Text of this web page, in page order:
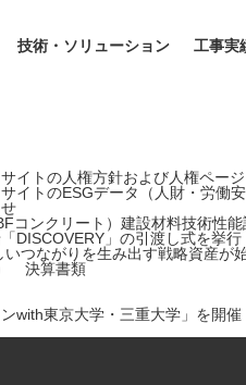
技術・ソリューション 工事実
イトの人権方針および人権ページ
イトのESGデータ（人財・労働
コンクリート）建設材料技術性
DISCOVERY」の引渡し式を挙行
つながりを生み出す戦略資産
決算書類
ンwith東京大学・三重大学」を開催